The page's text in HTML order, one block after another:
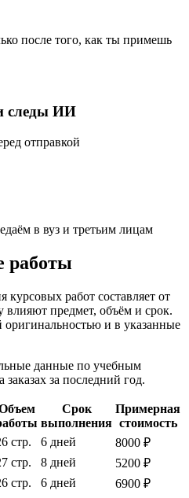
после того, как ты примешь
следы ИИ
отправкой
в вуз и третьим лицам
работы
курсовых работ составляет от
предмет, объём и срок.
и в указанные
данные по учебным
за последний год.
Срок
выполнения
Примерная
стоимость
стр. 6 дней
8000 ₽
стр. 8 дней
5200 ₽
стр. 6 дней
6900 ₽